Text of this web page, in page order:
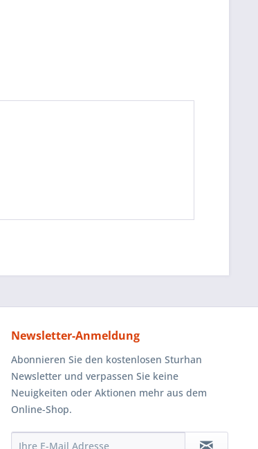
Newsletter-Anmeldung
Abonnieren Sie den kostenlosen Sturhan
Newsletter und verpassen Sie keine
Neuigkeiten oder Aktionen mehr aus dem
Online-Shop.